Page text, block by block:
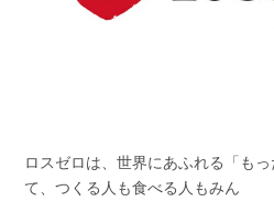
ロスゼロは、世界にあふれる「も
て、つくる人も食べる人もみん